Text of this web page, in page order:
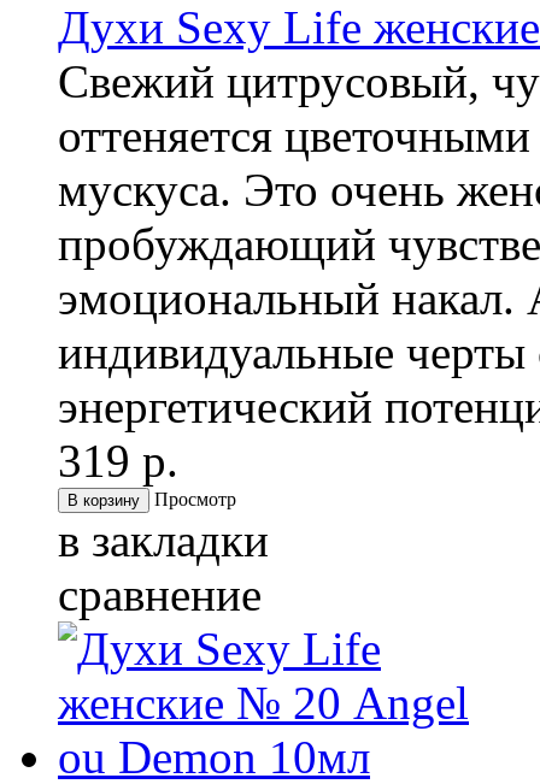
Духи Sexy Life
Свежий цитрусовый,
оттеняется
мускуса. Это очень
пробуждающий
эмоциональный накал.
индивидуальные черты
энергетический
319 р.
Просмотр
в закладки
сравнение